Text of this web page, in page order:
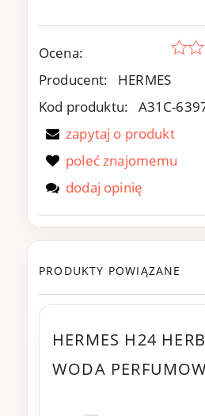
Ocena:
Producent:
HERMES
Kod produktu:
A31C-
zapytaj o produkt
poleć znajomemu
dodaj opinię
PRODUKTY POWIĄZANE
HERMES H24
WODA